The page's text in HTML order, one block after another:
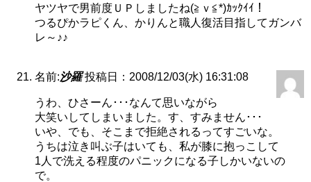
ヤツヤで男前度ＵＰしましたね(≧ｖ≦*)ｶｯｸｲｲ！
つるぴかラピくん、かりんと職人復活目指してガンバ
レ～♪♪
名前:沙羅 投稿日：2008/12/03(水) 16:31:08
うわ、ひさーん･･･なんて思いながら
大笑いしてしまいました。す、すみません･･･
いや、でも、そこまで拒絶されるってすごいな。
うちは泣き叫ぶ子はいても、私が膝に抱っこして
1人で洗える程度のパニックになる子しかいないの
で。